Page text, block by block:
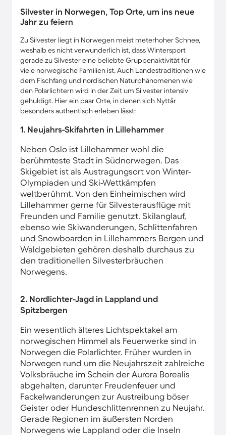
Silvester in Norwegen, Top Orte, um ins neue
Jahr zu feiern
Zu Silvester liegt in Norwegen meist meterhoher Schnee,
weshalb es nicht verwunderlich ist, dass Wintersport
gerade zu Silvester eine beliebte Gruppenaktivität für
viele norwegische Familien ist. Auch Landestraditionen wie
dem Fischfang und nordischen Naturphänomenen wie
den Polarlichtern wird in der Zeit um Silvester intensiv
gehuldigt. Hier ein paar Orte, in denen sich Nyttår
besonders authentisch erleben lässt:
1. Neujahrs-Skifahrten in Lillehammer
Neben Oslo ist Lillehammer wohl die
berühmteste Stadt in Südnorwegen. Das
Skigebiet ist als Austragungsort von Winter-
Olympiaden und Ski-Wettkämpfen
weltberühmt. Von den Einheimischen wird
Lillehammer gerne für Silvesterausflüge mit
Freunden und Familie genutzt. Skilanglauf,
ebenso wie Skiwanderungen, Schlittenfahren
und Snowboarden in Lillehammers Bergen und
Waldgebieten gehören deshalb durchaus zu
den traditionellen Silvesterbräuchen
Norwegens.
2. Nordlichter-Jagd in Lappland und
Spitzbergen
Ein wesentlich älteres Lichtspektakel am
norwegischen Himmel als Feuerwerke sind in
Norwegen die Polarlichter. Früher wurden in
Norwegen rund um die Neujahrszeit zahlreiche
Volksbräuche im Schein der Aurora Borealis
abgehalten, darunter Freudenfeuer und
Fackelwanderungen zur Austreibung böser
Geister oder Hundeschlittenrennen zu Neujahr.
Gerade Regionen im äußersten Norden
Norwegens wie Lappland oder die Inseln